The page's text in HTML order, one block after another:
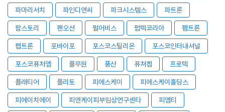
파마리서치 파인디앤씨 파크시스템스 파트론
팜스토리 팬오션 펄어비스 펌텍코리아 펨트론
펩트론 포바이포 포스코스틸리온 포스코인터내셔널
포스코퓨처엠 풀무원 풍산 퓨쳐켐 프로텍
플래티어 플리토 피에스케이 피에스케이홀딩스
피에이치에이 피엔케이피부임상연구센타 피엠티